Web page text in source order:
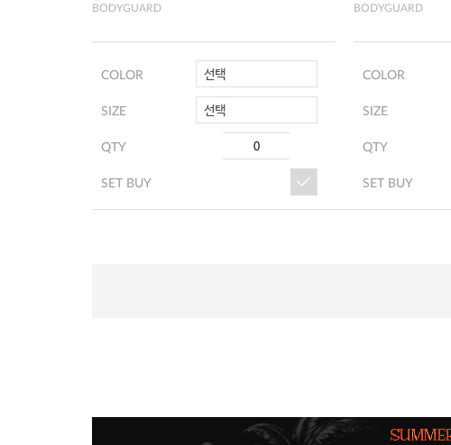
BODYGUARD
COLOR 선택
SIZE 선택
QTY
SET BUY
BODYGUARD
COLOR
SIZE
QTY
SET BUY